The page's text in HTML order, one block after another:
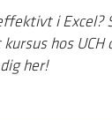
i Excel?
hos UCH
her!